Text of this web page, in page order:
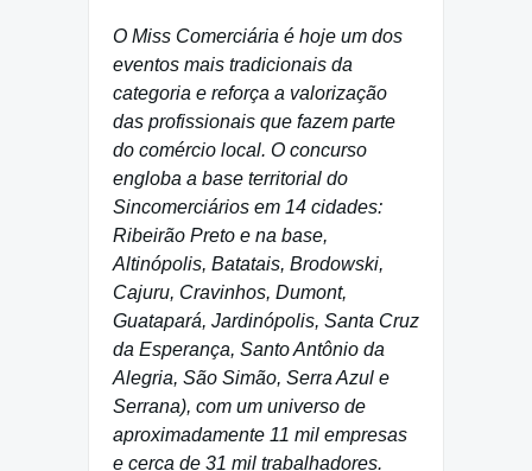
O Miss Comerciária é hoje um dos
eventos mais tradicionais da
categoria e reforça a valorização
das profissionais que fazem parte
do comércio local. O concurso
engloba a base territorial do
Sincomerciários em 14 cidades:
Ribeirão Preto e na base,
Altinópolis, Batatais, Brodowski,
Cajuru, Cravinhos, Dumont,
Guatapará, Jardinópolis, Santa Cruz
da Esperança, Santo Antônio da
Alegria, São Simão, Serra Azul e
Serrana), com um universo de
aproximadamente 11 mil empresas
e cerca de 31 mil trabalhadores.